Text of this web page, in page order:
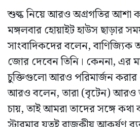
শুল্ক নিয়ে আরও অগ্রগতির আশা
মঙ্গলবার হোয়াইট হাউস ছাড়ার
সাংবাদিকদের বলেন,
জোর দেবেন তিনি। কেননা, এর
চুক্তিগুলো আরও পরিমার্জন করার
আরও বলেন, তারা (বৃটেন) আরও
চায়, তাই আমরা তাদের সঙ্গে